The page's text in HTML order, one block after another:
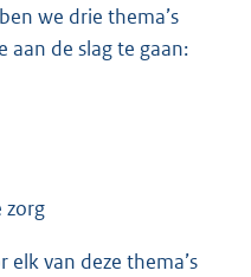
we drie thema’s
aan de slag te gaan:
zorg
elk van deze thema’s